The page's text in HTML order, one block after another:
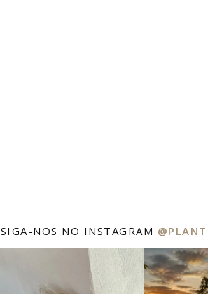
SIGA-NOS NO INSTAGRAM